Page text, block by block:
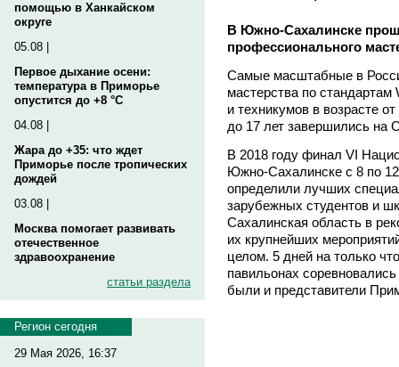
помощью в Ханкайском
округе
05.08 |
Первое дыхание осени:
температура в Приморье
опустится до +8 °C
04.08 |
Жара до +35: что ждет
Приморье после тропических
дождей
03.08 |
Москва помогает развивать
отечественное
здравоохранение
статьи раздела
Регион сегодня
29 Мая 2026, 16:37
В Южно-Сахалинске
профессионального
Самые масштабные в
мастерства по
и техникумов в возрасте
до 17 лет завершились на
В 2018 году финал VI
Южно-Сахалинске с 8 по 12
определили лучших
зарубежных студентов и
Сахалинская область в
их крупнейших
целом. 5 дней на только
павильонах
были и представители